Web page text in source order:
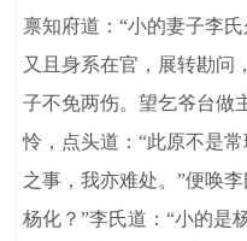
禀知府道：“小的妻子李
又且身系在官，展转勘问
子不免两伤。望乞爷台做
怜，点头道：“此原不是
之事，我亦难处。”便唤
杨化？”李氏道：“小的是